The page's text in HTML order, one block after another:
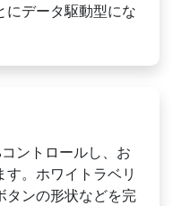
にデータ駆動型にな
ントロールし、お
。ホワイトラベリ
タンの形状などを完